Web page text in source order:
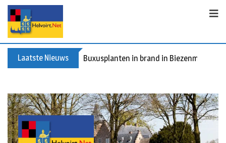
Laatste Nieuws Buxusplanten in brand in Biezenmortel,